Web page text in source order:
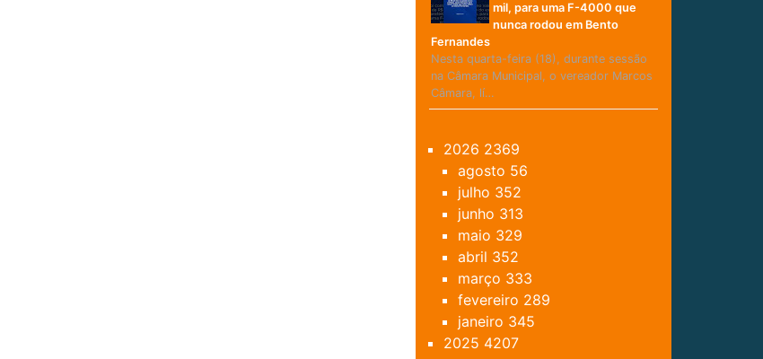
mil, para uma F-4000 que
nunca rodou em Bento
Fernandes
Nesta quarta-feira (18), durante sessão
na Câmara Municipal, o vereador Marcos
Câmara, lí…
2026 2369
agosto 56
julho 352
junho 313
maio 329
abril 352
março 333
fevereiro 289
janeiro 345
2025 4207